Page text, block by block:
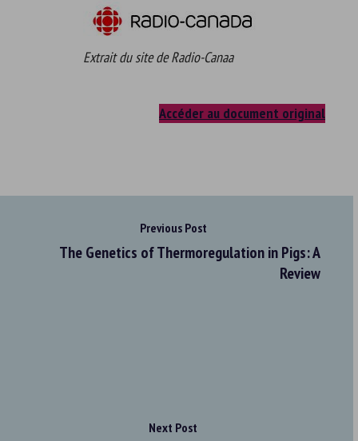
Extrait du site de Radio-Canaa
Accéder au document original
Previous Post
The Genetics of Thermoregulation in Pigs: A
Review
Next Post